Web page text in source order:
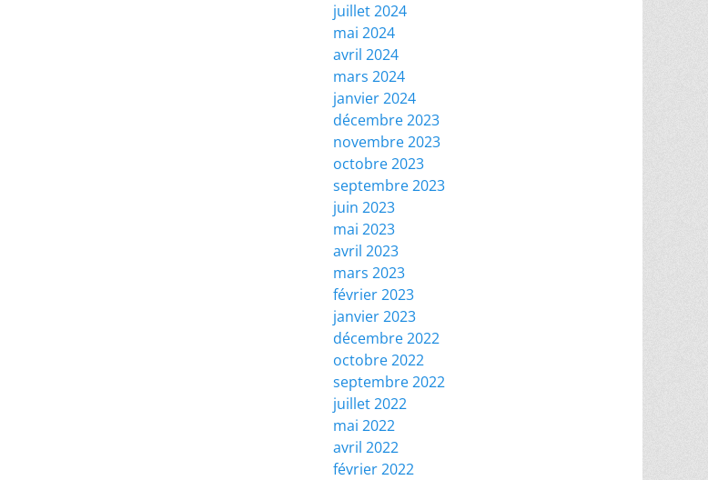
juillet 2024
mai 2024
avril 2024
mars 2024
janvier 2024
décembre 2023
novembre 2023
octobre 2023
septembre 2023
juin 2023
mai 2023
avril 2023
mars 2023
février 2023
janvier 2023
décembre 2022
octobre 2022
septembre 2022
juillet 2022
mai 2022
avril 2022
février 2022